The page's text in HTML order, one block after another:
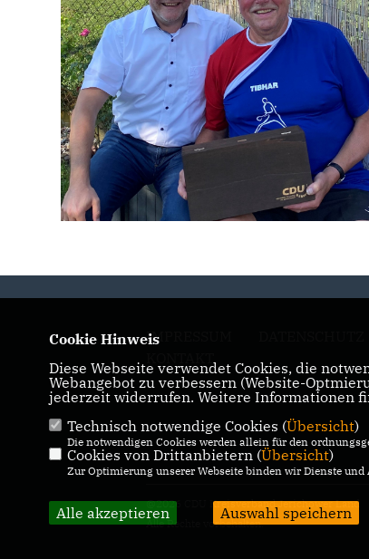
IMPRESSUM
@2026 CDU Kreisverband Jerichower Land
Alle Rechte vorbehalten.
Cookie Hinweis
Diese Webseite verwendet Cookies, die
Webangebot zu verbessern (Website-
jederzeit widerrufen. Weitere Informationen
Technisch notwendige Cookies (Übersicht)
Die notwendigen Cookies werden allein für den
Cookies von Drittanbietern (Übersicht)
Zur Optimierung unserer Webseite binden wir Dienste
Alle akzeptieren Auswahl speichern